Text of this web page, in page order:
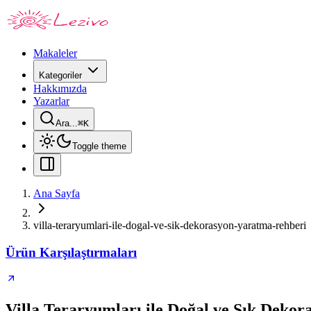
Makaleler
Kategoriler
Hakkımızda
Yazarlar
Ara...⌘K
Toggle theme
Ana Sayfa
villa-teraryumlari-ile-dogal-ve-sik-dekorasyon-yaratma-rehberi
Ürün Karşılaştırmaları